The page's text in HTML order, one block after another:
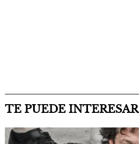
TE PUEDE INTERESAR